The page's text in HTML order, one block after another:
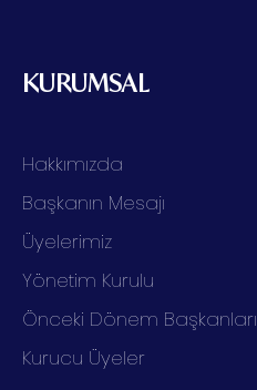
KURUMSAL
Hakkımızda
Başkanın Mesajı
Üyelerimiz
Yönetim Kurulu
Önceki Dönem Başkanları
Kurucu Üyeler